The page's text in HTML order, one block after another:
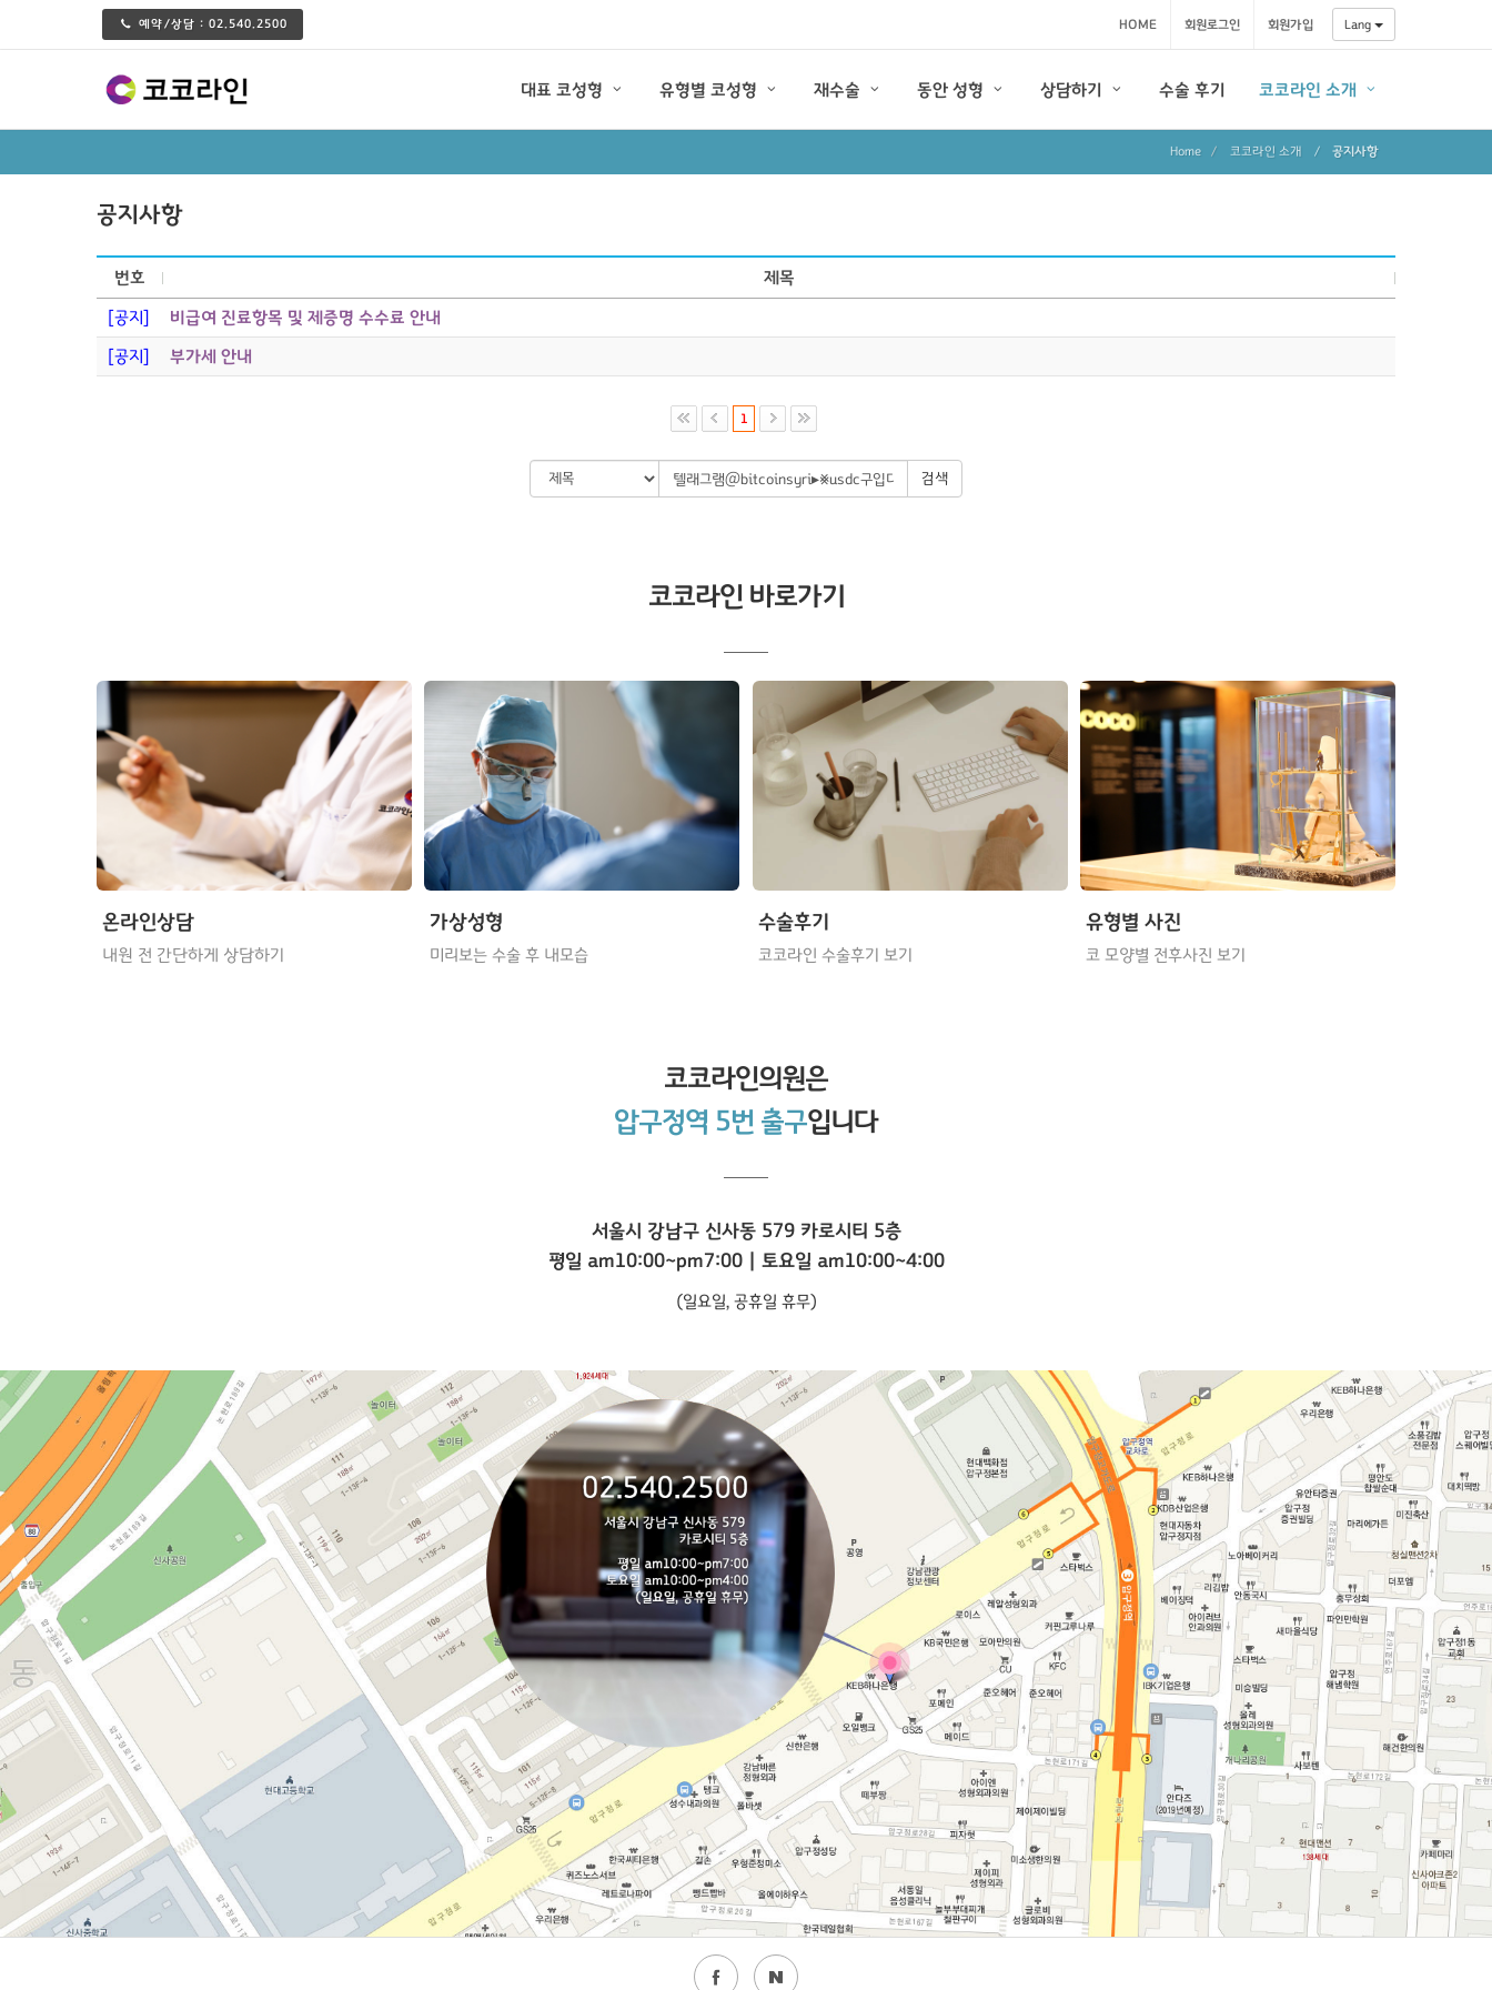
예약/상담 : 02.540.2500 HOME 회원로그인 회원가입 Lang
대표 코성형 유형별 코성형 재수술 동안 성형 상담하기 수술 후기 코코라인 소개
Home 코코라인 소개 / 공지사항
공지사항
번호 제목
[공지] 비급여 진료항목 및 제증명 수수료 안내
[공지] 부가세 안내
1
검색
코코라인 바로가기
온라인상담
내원 전 간단하게 상담하기
가상성형
미리보는 수술 후 내모습
수술후기
코코라인 수술후기 보기
유형별 사진
코 모양별 전후사진 보기
코코라인의원은
압구정역 5번 출구입니다
서울시 강남구 신사동 579 카로시티 5층
평일 am10:00~pm7:00 | 토요일 am10:00~4:00
(일요일, 공휴일 휴무)